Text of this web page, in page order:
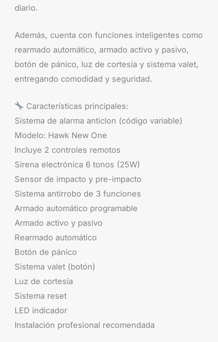
diario.
Además, cuenta con funciones inteligentes como
rearmado automático, armado activo y pasivo,
botón de pánico, luz de cortesía y sistema valet,
entregando comodidad y seguridad.
Características principales:
Sistema de alarma anticlon (código variable)
Modelo: Hawk New One
Incluye 2 controles remotos
Sirena electrónica 6 tonos (25W)
Sensor de impacto y pre-impacto
Sistema antirrobo de 3 funciones
Armado automático programable
Armado activo y pasivo
Rearmado automático
Botón de pánico
Sistema valet (botón)
Luz de cortesía
Sistema reset
LED indicador
Instalación profesional recomendada